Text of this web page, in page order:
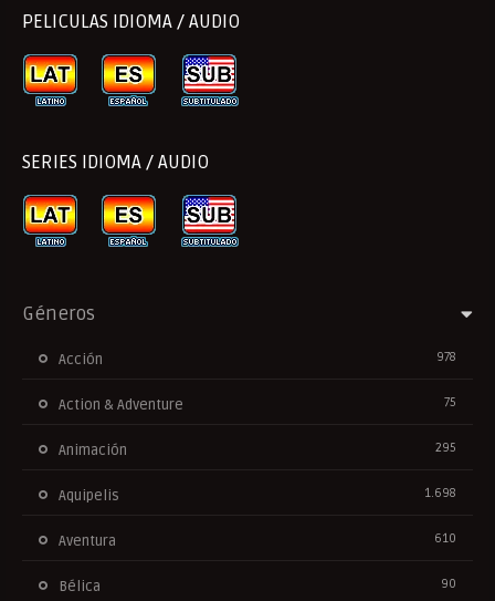
PELICULAS IDIOMA / AUDIO
SERIES IDIOMA / AUDIO
Géneros
Acción 978
Action & Adventure 75
Animación 295
Aquipelis 1.698
Aventura 610
Bélica 90